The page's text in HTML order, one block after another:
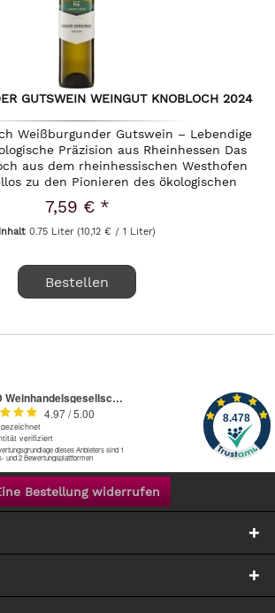
GUTSWEIN WEINGUT KNOBLOCH 2024
Weißburgunder Gutswein – Lebendige
Präzision aus Rheinhessen Das
aus dem rheinhessischen Westhofen
zu den Pionieren des ökologischen
in Deutschland....
7,59 € *
Inhalt0.75 Liter(10,12 € / 1 Liter)
Bestellen
Bestellung widerrufen